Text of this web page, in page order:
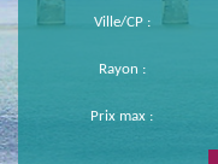
Ville/CP :
Rayon :
Prix max :